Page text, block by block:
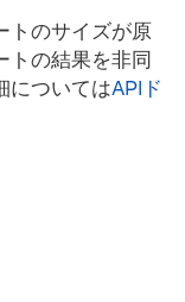
トのサイズが原
トの結果を非同
についてはAPIド